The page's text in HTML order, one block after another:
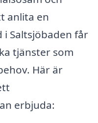
anlita en
i Saltsjöbaden får
tjänster som
Här är
erbjuda: